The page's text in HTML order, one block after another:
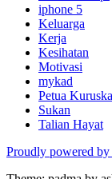
iphone 5
Keluarga
Kerja
Kesihatan
Motivasi
mykad
Petua
Sukan
Talian Hayat
Proudly powered by